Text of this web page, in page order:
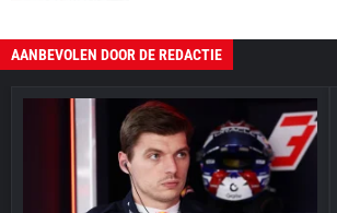
AANBEVOLEN DOOR DE REDACTIE